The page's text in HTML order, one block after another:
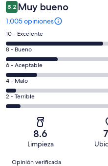
8.2 Muy bueno
1,005 opiniones
Puntuación
de
10,
es
decir,
Excelente.
Basada
en
opiniones
10 - Excelente
Puntuación
de
8,
es
decir,
Bueno.
Basada
opiniones
8 - Bueno
Puntuación
de
6,
es
decir,
Aceptable.
de
6 - Aceptable
Puntuación
de
4,
Basada
49
4 - Malo
Puntuación
de
Terrible.
Basada
2 - Terrible
8.6
Limpieza
Opiniones
Opinión verificada